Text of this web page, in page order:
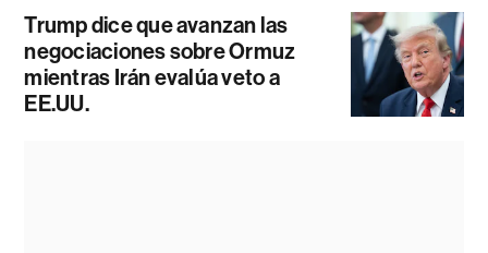
Trump dice que avanzan las
negociaciones sobre Ormuz
mientras Irán evalúa veto a
EE.UU.